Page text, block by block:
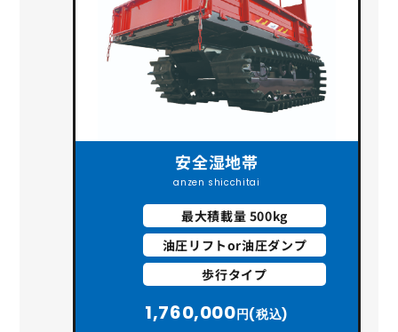
安全湿地帯
anzen shicchitai
最大積載量 500kg
油圧リフトor油圧ダンプ
歩行タイプ
1,760,000円(税込)